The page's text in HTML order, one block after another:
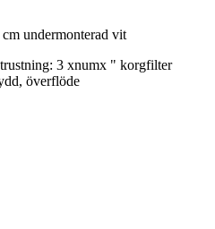
undermonterad vit
3 xnumx " korgfilter
överflöde